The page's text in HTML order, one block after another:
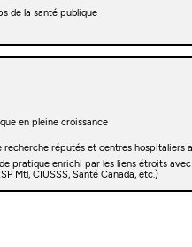
de la santé publique
en pleine croissance
recherche réputés et centres hospitaliers
pratique enrichi par les liens étroits
Mtl, CIUSSS, Santé Canada, etc.)